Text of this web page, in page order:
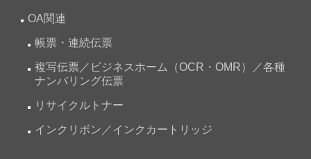
OA関連
帳票・連続伝票
複写伝票／ビジネスホーム（OCR・OMR）／各種
ナンバリング伝票
リサイクルトナー
インクリボン／インクカートリッジ